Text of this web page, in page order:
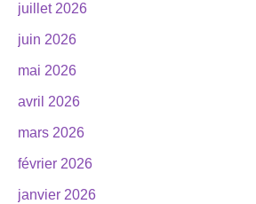
juillet 2026
juin 2026
mai 2026
avril 2026
mars 2026
février 2026
janvier 2026